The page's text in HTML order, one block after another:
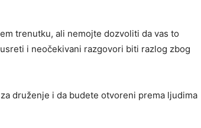
trenutku, ali nemojte dozvoliti da vas to
i neočekivani razgovori biti razlog zbog
druženje i da budete otvoreni prema ljudima